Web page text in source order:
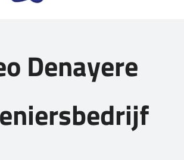
DIENSTEN
Denayere